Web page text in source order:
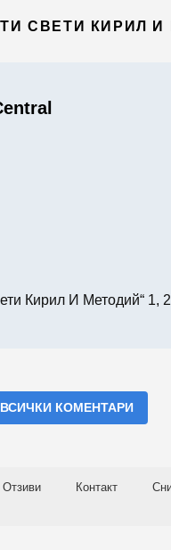
СВЕТИ КИРИЛ И
Кирил И Методий“ 1,
КОМЕНТАРИ
Отзиви Контакт